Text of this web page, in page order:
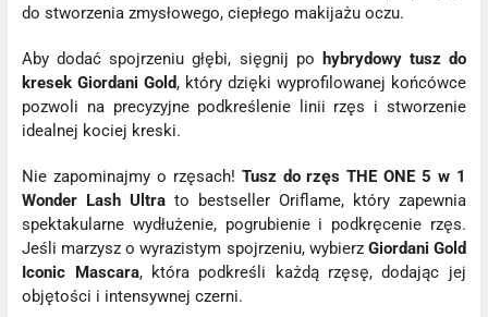
do stworzenia zmysłowego, ciepłego makijażu oczu.
Aby dodać spojrzeniu głębi, sięgnij po hybrydowy tusz do
kresek Giordani Gold, który dzięki wyprofilowanej końcówce
pozwoli na precyzyjne podkreślenie linii rzęs i stworzenie
idealnej kociej kreski.
Nie zapominajmy o rzęsach! Tusz do rzęs THE ONE 5 w 1
Wonder Lash Ultra to bestseller Oriflame, który zapewnia
spektakularne wydłużenie, pogrubienie i podkręcenie rzęs.
Jeśli marzysz o wyrazistym spojrzeniu, wybierz Giordani Gold
Iconic Mascara, która podkreśli każdą rzęsę, dodając jej
objętości i intensywnej czerni.